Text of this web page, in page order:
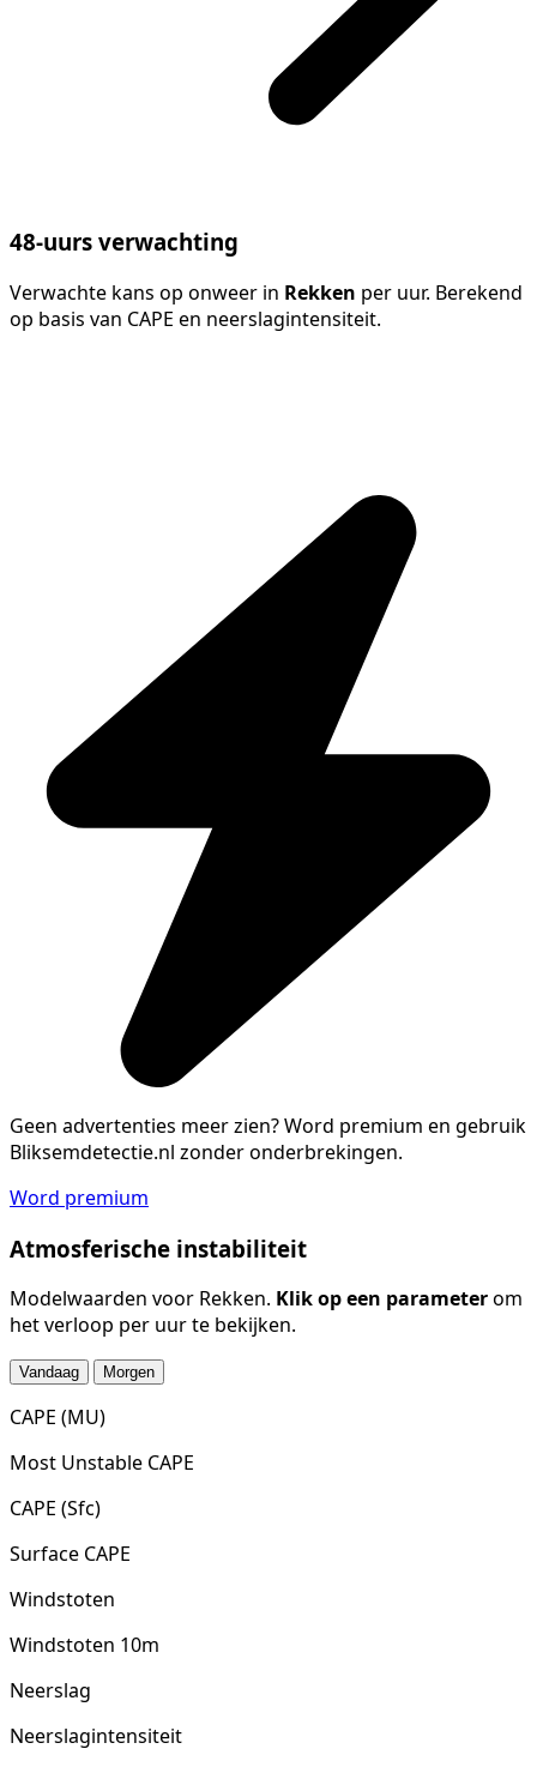
48-uurs verwachting
Verwachte kans op onweer in Rekken per uur. Berekend
op basis van CAPE en neerslagintensiteit.
Geen advertenties meer zien?Word premium en gebruik
Bliksemdetectie.nl zonder onderbrekingen.
Word premium
Atmosferische instabiliteit
Modelwaarden voor Rekken. Klik op een parameterom
het verloop per uur te bekijken.
Vandaag Morgen
CAPE (MU)
Most Unstable CAPE
CAPE (Sfc)
Surface CAPE
Windstoten
Windstoten 10m
Neerslag
Neerslagintensiteit